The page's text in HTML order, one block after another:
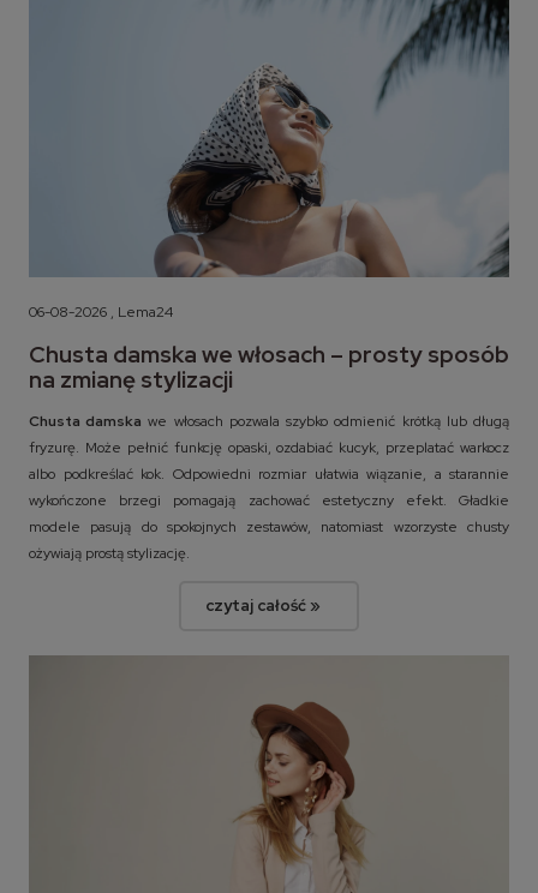
06-08-2026 , Lema24
Chusta damska we włosach – prosty sposób
na zmianę stylizacji
Chusta damska we włosach pozwala szybko odmienić krótką lub długą
fryzurę. Może pełnić funkcję opaski, ozdabiać kucyk, przeplatać warkocz
albo podkreślać kok. Odpowiedni rozmiar ułatwia wiązanie, a starannie
wykończone brzegi pomagają zachować estetyczny efekt. Gładkie
modele pasują do spokojnych zestawów, natomiast wzorzyste chusty
ożywiają prostą stylizację.
czytaj całość »